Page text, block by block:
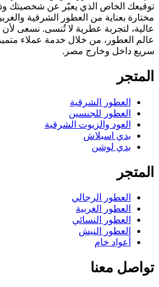
توقيعك الخاص الذي يعبّر عن شخصيتك
مختارة بعناية من العطور الشرقية
عالية، لتجربة عطرية لا تُنسى. نسعى
عالم العطور، من خلال خدمة عملاء
سريع داخل وخارج مصر.
المتجر
العطور الشرقية
العطور للجنسين
العود والزيوت الشرقية
بدي اسبلاش
بدي لوشن
المتجر
العطور الرجالي
العطور الغربية
العطور النسائي
العطور النيش
أعواد خام
تواصل معنا